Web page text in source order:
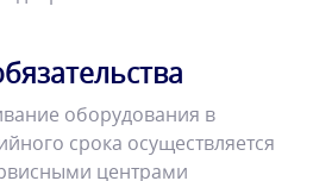
оборудования в
срока осуществляется
центрами